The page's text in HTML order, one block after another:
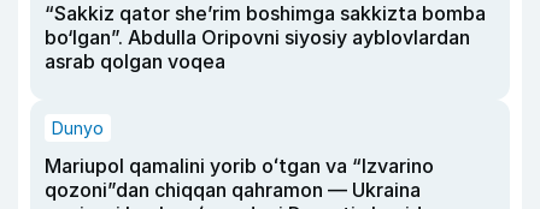
“Sakkiz qator she’rim boshimga sakkizta bomba
bo‘lgan”. Abdulla Oripovni siyosiy ayblovlardan
asrab qolgan voqea
Dunyo
Mariupol qamalini yorib oʻtgan va “Izvarino
qozoni”dan chiqqan qahramon — Ukraina